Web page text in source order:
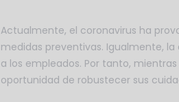
Actualmente, el coronavirus ha
medidas preventivas. Igualmente,
a los empleados. Por tanto,
oportunidad de robustecer sus